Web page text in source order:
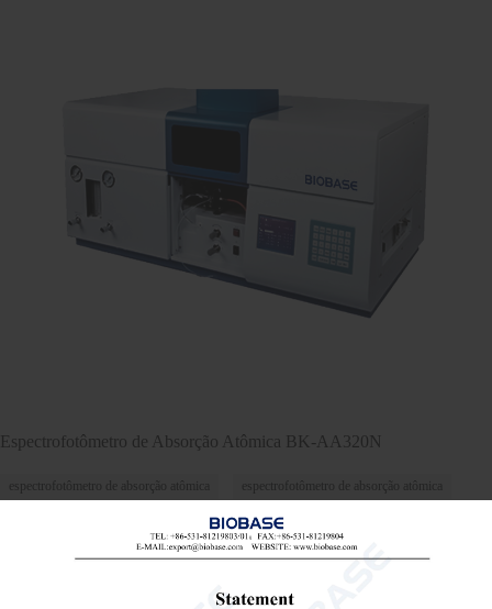
Espectrofotômetro de Absorção Atômica BK-AA320N
espectrofotômetro de absorção atômica espectrofotômetro de absorção atômica
espectrofotômetro de absorção atômica aas